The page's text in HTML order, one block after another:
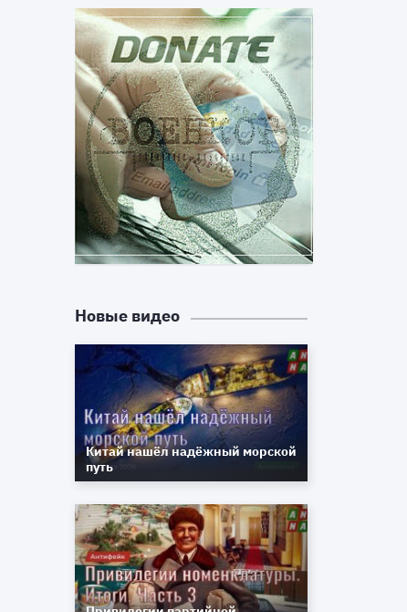
Новые видео
Китай нашёл надёжный морской
путь